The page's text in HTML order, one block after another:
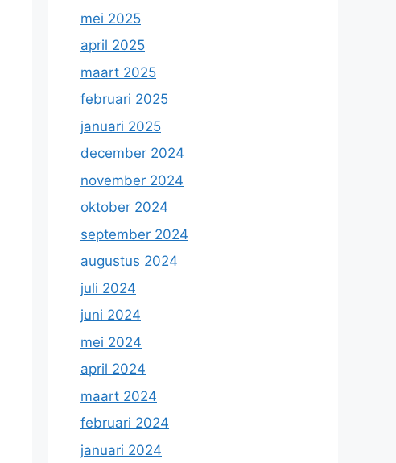
mei 2025
april 2025
maart 2025
februari 2025
januari 2025
december 2024
november 2024
oktober 2024
september 2024
augustus 2024
juli 2024
juni 2024
mei 2024
april 2024
maart 2024
februari 2024
januari 2024